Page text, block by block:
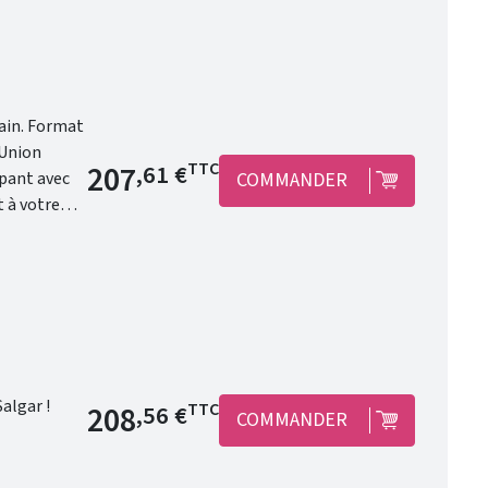
à votre
Prix de base
207,61 €TTC COMMANDER
Salgar ! Prix de base
208,56 €TTC COMMANDER